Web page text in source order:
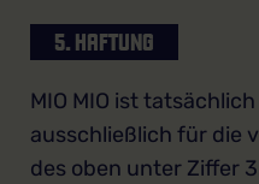
5. HAFTUNG
MIO MIO ist
ausschließlich für die
des oben unter Ziffer